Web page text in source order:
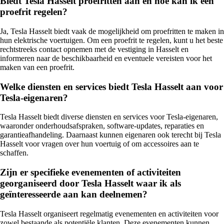
proefrit regelen?
Ja, Tesla Hasselt biedt vaak de mogelijkheid om proefritten te maken in
hun elektrische voertuigen. Om een proefrit te regelen, kunt u het beste
rechtstreeks contact opnemen met de vestiging in Hasselt en
informeren naar de beschikbaarheid en eventuele vereisten voor het
maken van een proefrit.
Welke diensten en services biedt Tesla Hasselt aan voor
Tesla-eigenaren?
Tesla Hasselt biedt diverse diensten en services voor Tesla-eigenaren,
waaronder onderhoudsafspraken, software-updates, reparaties en
garantieafhandeling. Daarnaast kunnen eigenaren ook terecht bij Tesla
Hasselt voor vragen over hun voertuig of om accessoires aan te
schaffen.
Zijn er specifieke evenementen of activiteiten
georganiseerd door Tesla Hasselt waar ik als
geïnteresseerde aan kan deelnemen?
Tesla Hasselt organiseert regelmatig evenementen en activiteiten voor